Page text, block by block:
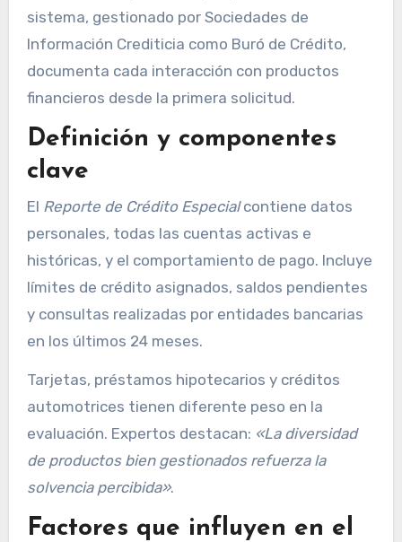
sistema, gestionado por Sociedades de
Información Crediticia como Buró de Crédito,
documenta cada interacción con productos
financieros desde la primera solicitud.
Definición y componentes
clave
El Reporte de Crédito Especialcontiene datos
personales, todas las cuentas activas e
históricas, y el comportamiento de pago. Incluye
límites de crédito asignados, saldos pendientes
y consultas realizadas por entidades bancarias
en los últimos 24 meses.
Tarjetas, préstamos hipotecarios y créditos
automotrices tienen diferente peso en la
evaluación. Expertos destacan: «La diversidad
de productos bien gestionados refuerza la
solvencia percibida».
Factores que influyen en el